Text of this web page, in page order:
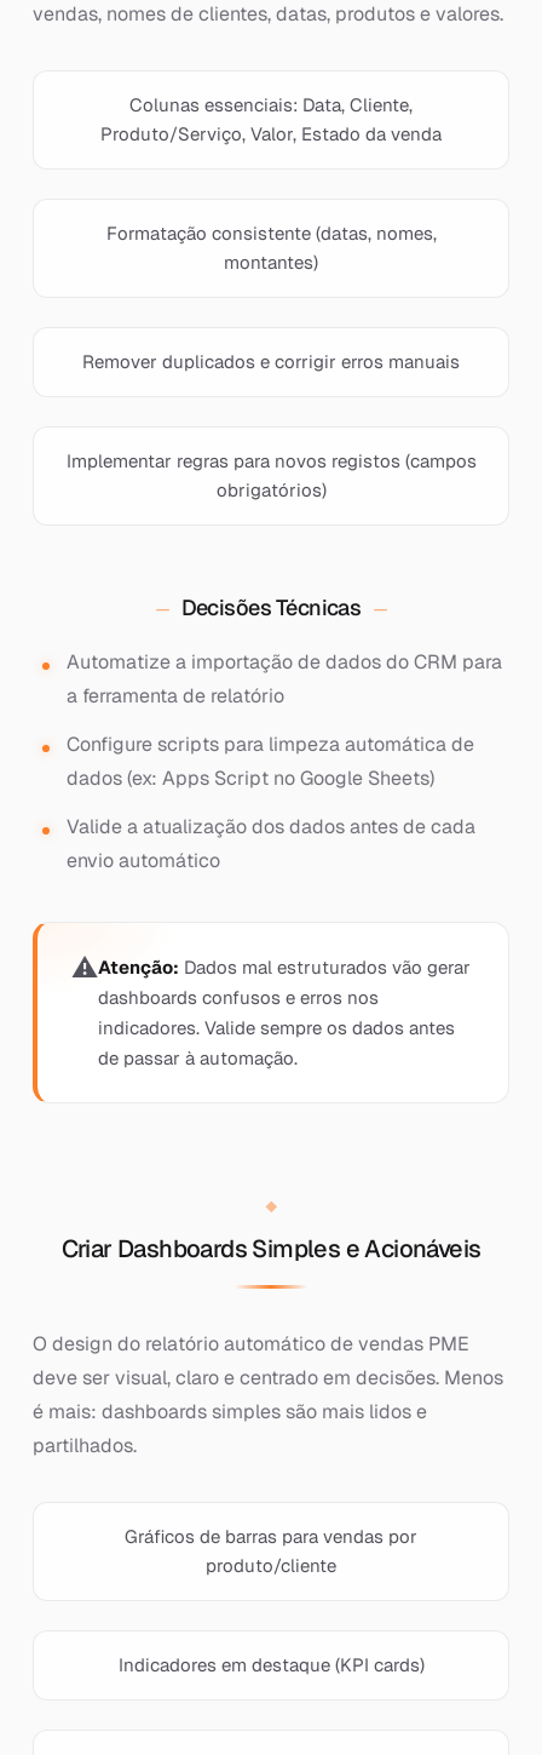
vendas, nomes de clientes, datas, produtos e valores.
Colunas essenciais: Data, Cliente,
Produto/Serviço, Valor, Estado da venda
Formatação consistente (datas, nomes,
montantes)
Remover duplicados e corrigir erros manuais
Implementar regras para novos registos (campos
obrigatórios)
Decisões Técnicas
Automatize a importação de dados do CRM para
a ferramenta de relatório
Configure scripts para limpeza automática de
dados (ex: Apps Script no Google Sheets)
Valide a atualização dos dados antes de cada
envio automático
Atenção: Dados mal estruturados vão gerar
dashboards confusos e erros nos
indicadores. Valide sempre os dados antes
de passar à automação.
Criar Dashboards Simples e Acionáveis
O design do relatório automático de vendas PME
deve ser visual, claro e centrado em decisões. Menos
é mais: dashboards simples são mais lidos e
partilhados.
Gráficos de barras para vendas por
produto/cliente
Indicadores em destaque (KPI cards)